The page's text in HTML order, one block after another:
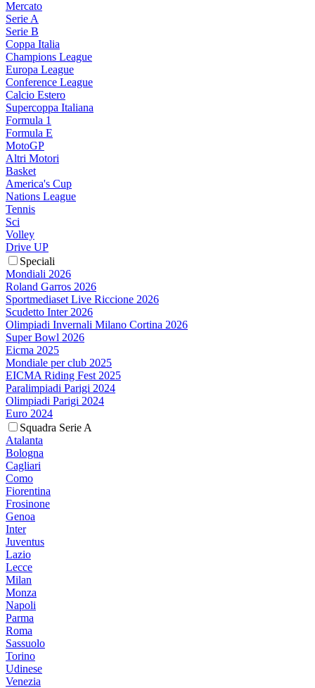
Mercato
Serie A
Serie B
Coppa Italia
Champions League
Europa League
Conference League
Calcio Estero
Supercoppa Italiana
Formula 1
Formula E
MotoGP
Altri Motori
Basket
America's Cup
Nations League
Tennis
Sci
Volley
Drive UP
Speciali
Mondiali 2026
Roland Garros 2026
Sportmediaset Live Riccione 2026
Scudetto Inter 2026
Olimpiadi Invernali Milano Cortina 2026
Super Bowl 2026
Eicma 2025
Mondiale per club 2025
EICMA Riding Fest 2025
Paralimpiadi Parigi 2024
Olimpiadi Parigi 2024
Euro 2024
Squadra Serie A
Atalanta
Bologna
Cagliari
Como
Fiorentina
Frosinone
Genoa
Inter
Juventus
Lazio
Lecce
Milan
Monza
Napoli
Parma
Roma
Sassuolo
Torino
Udinese
Venezia